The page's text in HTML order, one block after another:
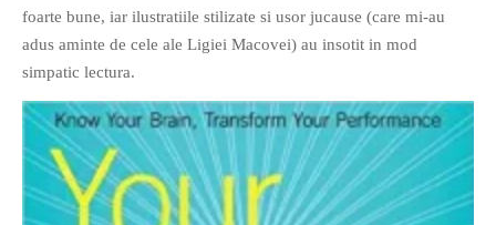
foarte bune, iar ilustratiile stilizate si usor jucause (care mi-au
adus aminte de cele ale Ligiei Macovei) au insotit in mod
simpatic lectura.